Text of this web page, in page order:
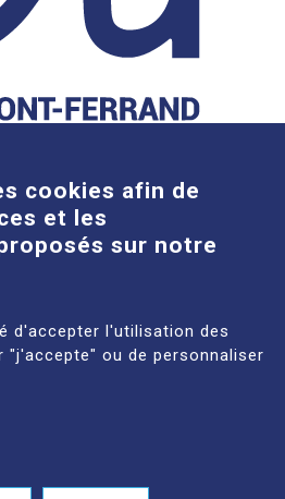
Cookies
cookies afin de
et les
sur notre
d'accepter l'utilisation des
"j'accepte" ou de personnaliser